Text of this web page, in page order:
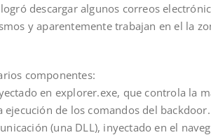
logró descargar algunos correos
y aparentemente trabajan en el la
componentes:
en explorer.exe, que controla la
ejecución de los comandos del backdoor.
(una DLL), inyectado en el